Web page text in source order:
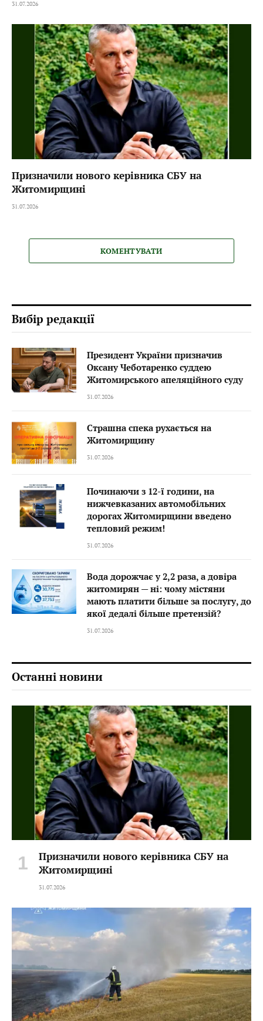
31.07.2026
Призначили нового керівника СБУ на
Житомирщині
31.07.2026
КОМЕНТУВАТИ
Вибір редакції
Президент України призначив
Оксану Чеботаренко суддею
Житомирського апеляційного суду
31.07.2026
Страшна спека рухається на
Житомирщину
31.07.2026
Починаючи з 12-ї години, на
нижчевказаних автомобільних
дорогах Житомирщини введено
тепловий режим!
31.07.2026
Вода дорожчає у 2,2 раза, а довіра
житомирян — ні: чому містяни
мають платити більше за послугу, до
якої дедалі більше претензій?
31.07.2026
Останні новини
Призначили нового керівника СБУ на
Житомирщині
31.07.2026